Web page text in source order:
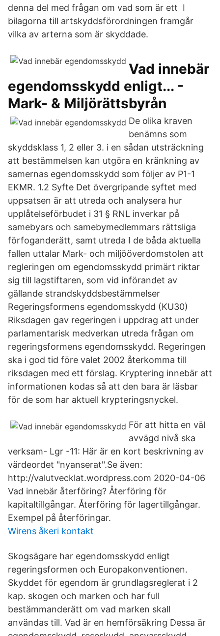
denna del med frågan om vad som är ett I
bilagorna till artskyddsförordningen framgår
vilka av arterna som är skyddade.
Vad innebär
egendomsskydd enligt... -
Mark- & Miljörättsbyrån
De olika kraven
benämns som
skyddsklass 1, 2 eller 3. i en sådan utsträckning
att bestämmelsen kan utgöra en kränkning av
samernas egendomsskydd som följer av P1-1
EKMR. 1.2 Syfte Det övergripande syftet med
uppsatsen är att utreda och analysera hur
upplåtelseförbudet i 31 § RNL inverkar på
samebyars och samebymedlemmars rättsliga
förfoganderätt, samt utreda I de båda aktuella
fallen uttalar Mark- och miljööverdomstolen att
regleringen om egendomsskydd primärt riktar
sig till lagstiftaren, som vid införandet av
gällande strandskyddsbestämmelser
Regeringsformens egendomsskydd (KU30)
Riksdagen gav regeringen i uppdrag att under
parlamentarisk medverkan utreda frågan om
regeringsformens egendomsskydd. Regeringen
ska i god tid före valet 2002 återkomma till
riksdagen med ett förslag. Kryptering innebär att
informationen kodas så att den bara är läsbar
för de som har aktuell krypteringsnyckel.
För att hitta en väl
avvägd nivå ska
verksam- Lgr -11: Här är en kort beskrivning av
värdeordet "nyanserat".Se även:
http://valutvecklat.wordpress.com 2020-04-06
Vad innebär återföring? Återföring för
kapitaltillgångar. Återföring för lagertillgångar.
Exempel på återföringar.
Wirens åkeri kontakt
Skogsägare har egendomsskydd enligt
regeringsformen och Europakonventionen.
Skyddet för egendom är grundlagsreglerat i 2
kap. skogen och marken och har full
bestämmanderätt om vad marken skall
användas till. Vad är en hemförsäkring Dessa är